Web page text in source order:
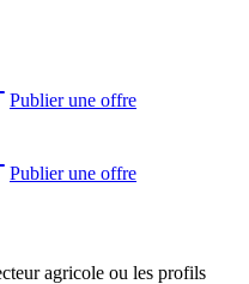
Publier une offre
Publier une offre
agricole ou les profils